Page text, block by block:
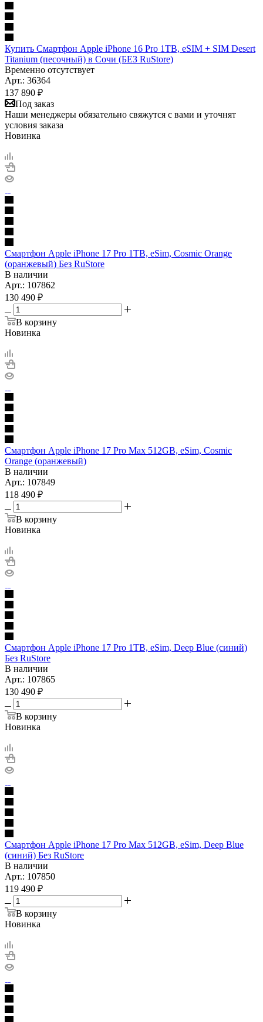
Купить Смартфон Apple iPhone 16 Pro 1TB, eSIM + SIM Desert
Titanium (песочный) в Сочи (БЕЗ RuStore)
Временно отсутствует
Арт.: 36364
137 890 ₽
Под заказ
Наши менеджеры обязательно свяжутся с вами и уточнят
условия заказа
Новинка
Смартфон Apple iPhone 17 Pro 1TB, eSim, Cosmic Orange
(оранжевый) Без RuStore
В наличии
Арт.: 107862
130 490 ₽
В корзину
Новинка
Смартфон Apple iPhone 17 Pro Max 512GB, eSim, Cosmic
Orange (оранжевый)
В наличии
Арт.: 107849
118 490 ₽
В корзину
Новинка
Смартфон Apple iPhone 17 Pro 1TB, eSim, Deep Blue (синий)
Без RuStore
В наличии
Арт.: 107865
130 490 ₽
В корзину
Новинка
Смартфон Apple iPhone 17 Pro Max 512GB, eSim, Deep Blue
(синий) Без RuStore
В наличии
Арт.: 107850
119 490 ₽
В корзину
Новинка